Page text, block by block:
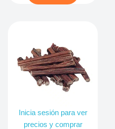
Inicia sesión para ver
precios y comprar